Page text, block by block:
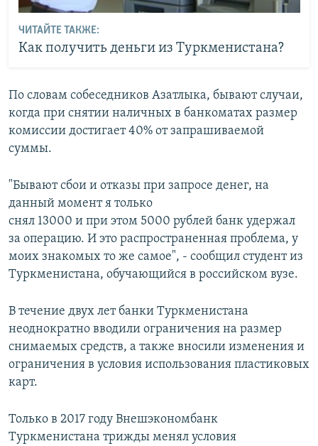
ЧИТАЙТЕ ТАКЖЕ:
Как получить деньги из Туркменистана?
По словам собеседников Азатлыка, бывают случаи,
когда при снятии наличных в банкоматах размер
комиссии достигает 40% от запрашиваемой
суммы.
"Бывают сбои и отказы при запросе денег, на
данный момент я только
снял 13000 и при этом 5000 рублей банк удержал
за операцию. И это распространенная проблема, у
моих знакомых то же самое", - сообщил студент из
Туркменистана, обучающийся в российском вузе.
В течение двух лет банки Туркменистана
неоднократно вводили ограничения на размер
снимаемых средств, а также вносили изменения и
ограничения в условия использования пластиковых
карт.
Только в 2017 году Внешэкономбанк
Туркменистана трижды менял условия